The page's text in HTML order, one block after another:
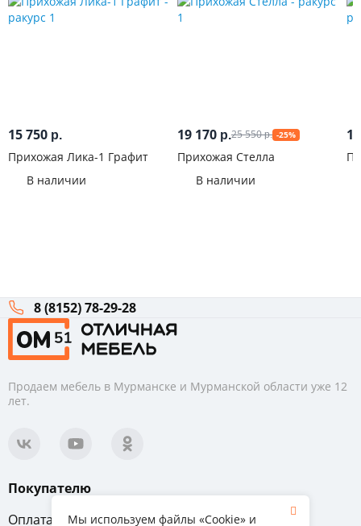
15 750 р.
Прихожая Лика-1 Графит
В наличии
19 170 р.25 550р. -25%
Прихожая Стелла
В наличии
8 (8152) 78-29-28
Продаем мебель в Мурманске и Мурманской области уже 12
лет.
Покупателю
Оплата
Вопрос-ответ
Мы используем файлы «Cookie» и